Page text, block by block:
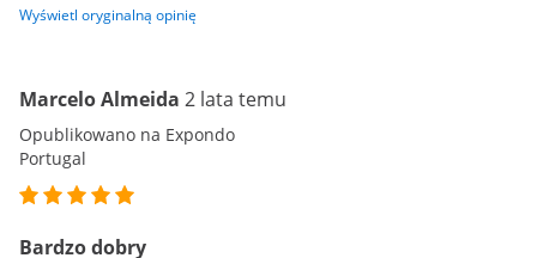
Wyświetl oryginalną opinię
Marcelo Almeida 2 lata temu
Opublikowano na Expondo
Portugal
Bardzo dobry